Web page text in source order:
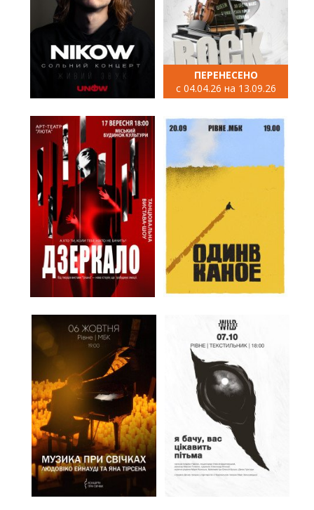
ПЕРЕНЕСЕНО
с 04.04.26 на 13.09.26